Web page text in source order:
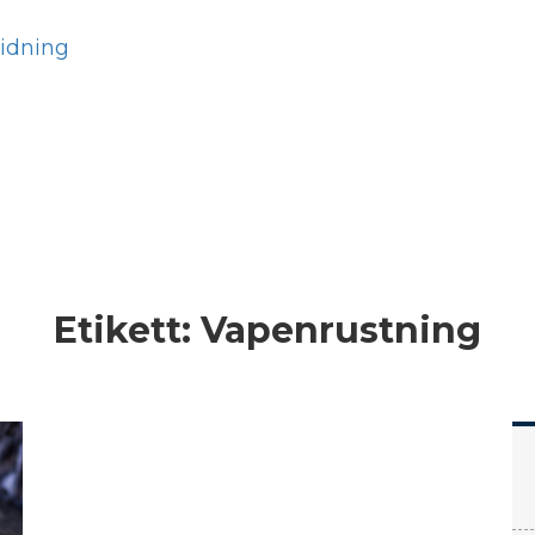
Etikett: Vapenrustning